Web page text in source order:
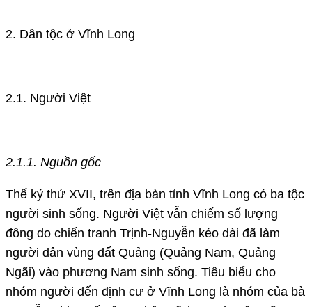
2. Dân tộc ở Vĩnh Long
2.1. Người Việt
2.1.1. Nguồn gốc
Thế kỷ thứ XVII, trên địa bàn tỉnh Vĩnh Long có ba tộc
người sinh sống. Người Việt vẫn chiếm số lượng
đông do chiến tranh Trịnh-Nguyễn kéo dài đã làm
người dân vùng đất Quảng (Quảng Nam, Quảng
Ngãi) vào phương Nam sinh sống. Tiêu biểu cho
nhóm người đến định cư ở Vĩnh Long là nhóm của bà